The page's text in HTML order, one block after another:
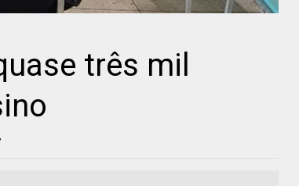
três mil